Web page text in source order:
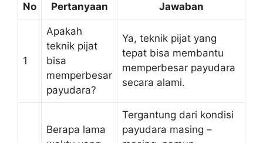
No Pertanyaan Jawaban
1
Apakah
teknik pijat
bisa
memperbesar
payudara?
Ya, teknik pijat yang
tepat bisa membantu
memperbesar payudara
secara alami.
Berapa lama
Tergantung dari kondisi
payudara masing –